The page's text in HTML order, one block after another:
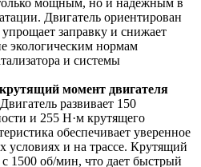
мощным, но и надежным в
Двигатель ориентирован
заправку и снижает
экологическим нормам
и системы
момент двигателя
Двигатель развивает 150
и 255 Н·м крутящего
обеспечивает уверенное
условиях и на трассе. Крутящий
1500 об/мин, что дает быстрый